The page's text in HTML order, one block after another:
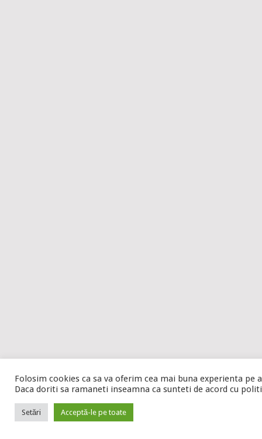
Folosim cookies ca sa va oferim cea mai buna experienta pe
Daca doriti sa ramaneti inseamna ca sunteti de acord cu
Setări Acceptă-le pe toate